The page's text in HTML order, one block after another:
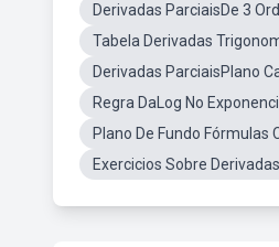
Derivadas ParciaisDe 3
Tabela Derivadas
Derivadas ParciaisPlano
Regra DaLog No
Plano De Fundo Fórmulas
Exercicios Sobre